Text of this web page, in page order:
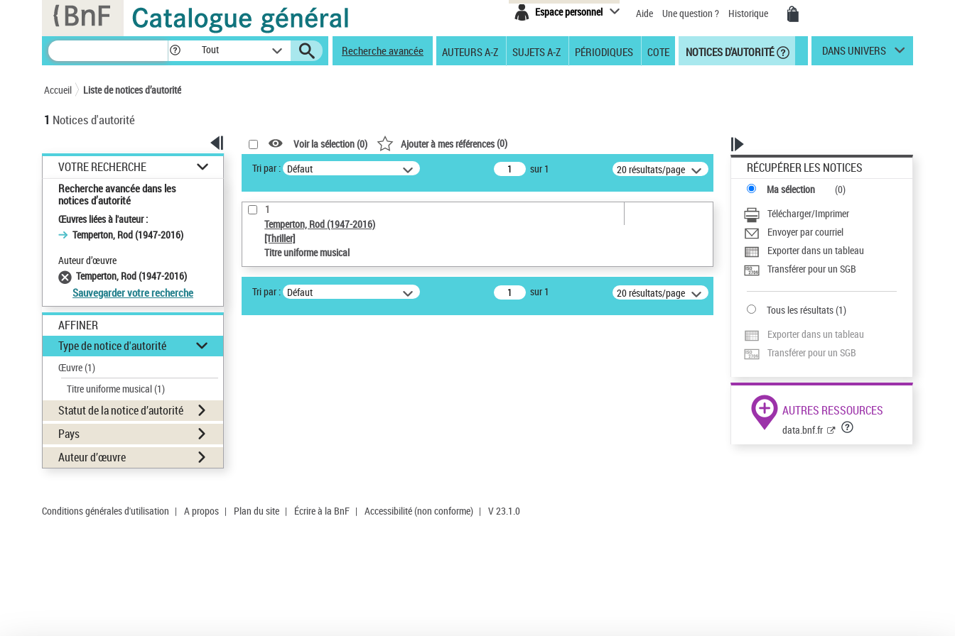
Espace personnel Aide Une question ? Historique
Tout Recherche avancée AUTEURS A-Z SUJETS A-Z PÉRIODIQUES COTE NOTICES D'AUTORITÉ DANS UNIVERS
Accueil Liste de notices d’autorité
1 Notices d'autorité
VOTRE RECHERCHE
Recherche avancée dans les
notices d’autorité
Œuvres liées à l'auteur :
Temperton, Rod (1947-2016)
Auteur d’œuvre
Temperton, Rod (1947-2016)
Sauvegarder votre recherche
AFFINER
Type de notice d'autorité
Œuvre(1)
Titre uniforme musical(1)
Statut de la notice d’autorité
Pays
Auteur d’œuvre
Voir la sélection (0) Ajouter à mes références(0)
Tri par : Défaut sur 1 20 résultats/page
1
Temperton, Rod (1947-2016)
[Thriller]
Titre uniforme musical
Tri par : Défaut sur 1 20 résultats/page
RÉCUPÉRER LES NOTICES
Ma sélection (0)
Télécharger/Imprimer
Envoyer par courriel
Exporter dans un tableau
Transférer pour un SGB
Tous les résultats(1)
Exporter dans un tableau
Transférer pour un SGB
AUTRES RESSOURCES
data.bnf.fr
Conditions générales d'utilisation | A propos | Plan du site | Écrire à la BnF | Accessibilité (non conforme) | V 23.1.0
Panneau de gestion des cookies